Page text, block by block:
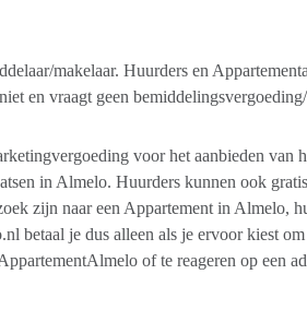
te reageren op een Appartement in Almelo?
appartement te vinden!
van AppartementAlmelo?
makelaar. Huurders en
en vraagt geen
voor het aanbieden van
in Almelo. Huurders kunnen ook
zijn naar een Appartement in Almelo,
betaal je dus alleen als je ervoor kiest
of te reageren op een